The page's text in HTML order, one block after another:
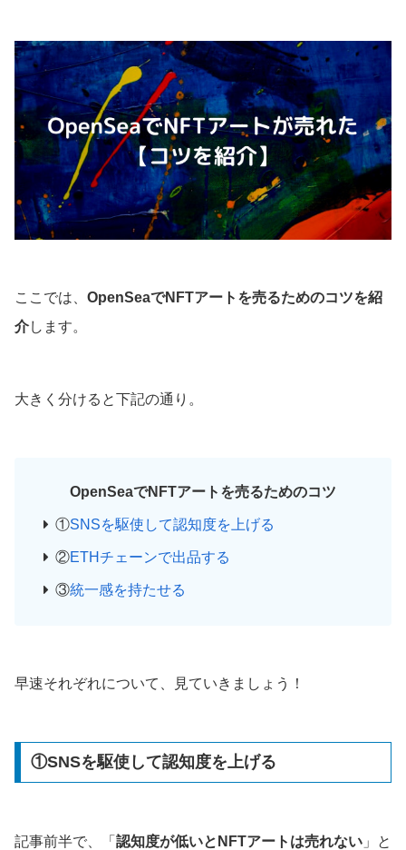
ここでは、 OpenSeaでNFTアートを売るためのコツを紹
介します。
大きく分けると下記の通り。
OpenSeaでNFTアートを売るためのコツ
①SNSを駆使して認知度を上げる
②ETHチェーンで出品する
③統一感を持たせる
早速それぞれについて、見ていきましょう！
①SNSを駆使して認知度を上げる
記事前半で、「 認知度が低いとNFTアートは売れない 」と